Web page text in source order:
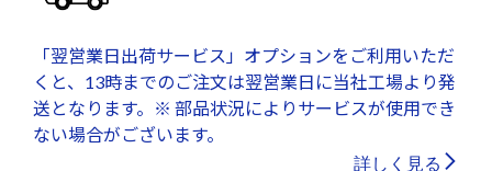
「翌営業日出荷サービス」オプションをご利用いただ
くと、13時までのご注文は翌営業日に当社工場より発
送となります。※ 部品状況によりサービスが使用でき
ない場合がございます。
詳しく見る